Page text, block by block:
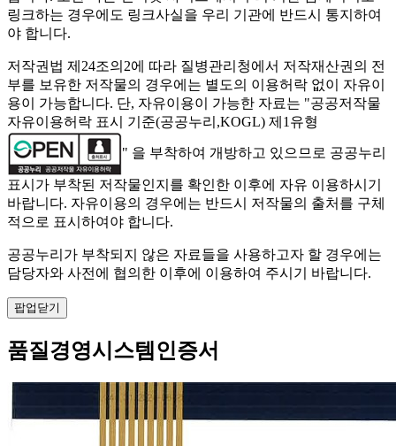
링크하는 경우에도 링크사실을 우리 기관에 반드시 통지하여
야 합니다.
저작권법 제24조의2에 따라 질병관리청에서 저작재산권의 전
부를 보유한 저작물의 경우에는 별도의 이용허락 없이 자유이
용이 가능합니다. 단, 자유이용이 가능한 자료는 "공공저작물
자유이용허락 표시 기준(공공누리,KOGL) 제1유형
" 을 부착하여 개방하고 있으므로 공공누리
표시가 부착된 저작물인지를 확인한 이후에 자유 이용하시기
바랍니다. 자유이용의 경우에는 반드시 저작물의 출처를 구체
적으로 표시하여야 합니다.
공공누리가 부착되지 않은 자료들을 사용하고자 할 경우에는
담당자와 사전에 협의한 이후에 이용하여 주시기 바랍니다.
팝업닫기
품질경영시스템인증서